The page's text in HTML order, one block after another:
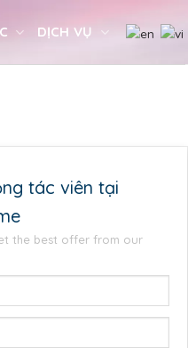
DỊCH VỤ
tác viên tại
the best offer from our